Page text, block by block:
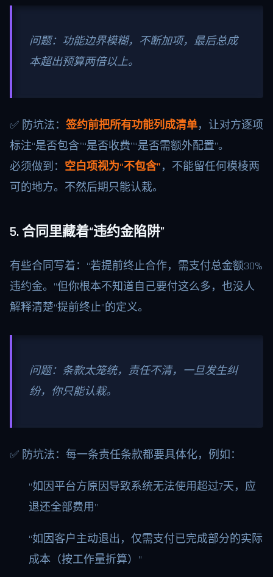
问题：功能边界模糊，不断加项，最后总成
本超出预算两倍以上。
✅ 防坑法： 签约前把所有功能列成清单，让对方逐项
标注“是否包含”“是否收费”“是否需额外配置”。
必须做到： 空白项视为“不包含”，不能留任何模棱两
可的地方。不然后期只能认栽。
5. 合同里藏着“违约金陷阱”
有些合同写着：“若提前终止合作，需支付总金额30%
违约金。”但你根本不知道自己要付这么多，也没人
解释清楚“提前终止”的定义。
问题：条款太笼统，责任不清，一旦发生纠
纷，你只能认栽。
✅ 防坑法：每一条责任条款都要具体化，例如：
“如因平台方原因导致系统无法使用超过7天，应
退还全部费用”
“如因客户主动退出，仅需支付已完成部分的实际
成本（按工作量折算）”